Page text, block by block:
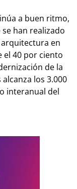
a buen ritmo,
han realizado
en
el 40 por ciento
de la
los 3.000
interanual del